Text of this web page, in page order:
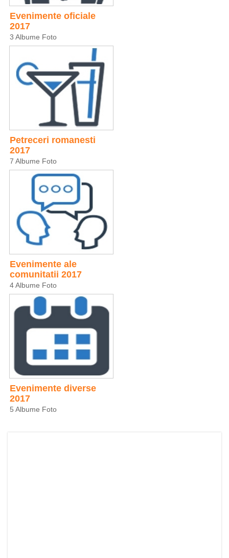
Evenimente oficiale
2017
3 Albume Foto
Petreceri romanesti
2017
7 Albume Foto
Evenimente ale
comunitatii 2017
4 Albume Foto
Evenimente diverse
2017
5 Albume Foto